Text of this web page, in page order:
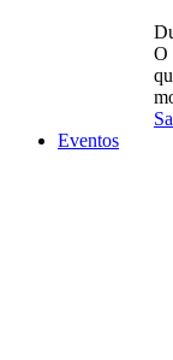
O
Eventos